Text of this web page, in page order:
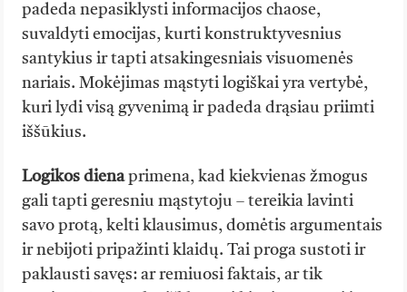
padeda nepasiklysti informacijos chaose,
suvaldyti emocijas, kurti konstruktyvesnius
santykius ir tapti atsakingesniais visuomenės
nariais. Mokėjimas mąstyti logiškai yra vertybė,
kuri lydi visą gyvenimą ir padeda drąsiau priimti
iššūkius.
Logikos dienaprimena, kad kiekvienas žmogus
gali tapti geresniu mąstytoju – tereikia lavinti
savo protą, kelti klausimus, domėtis argumentais
ir nebijoti pripažinti klaidų. Tai proga sustoti ir
paklausti savęs: ar remiuosi faktais, ar tik